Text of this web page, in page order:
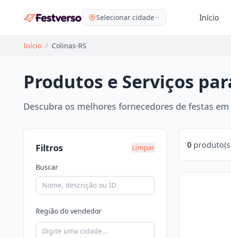
Selecionar cidade Início
Início / Colinas-RS
Produtos e Serviços
Descubra os melhores fornecedores de festas
Filtros Limpar
Buscar
Região do vendedor
0